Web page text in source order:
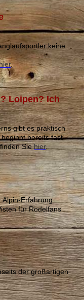
keine
.
Loipen? Ich
gibt es praktisch
bereits fast
Siehier.
Alpin-Erfahrung
für Rodelfans
der großartigen